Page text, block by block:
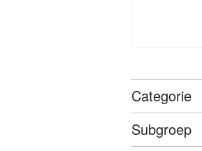
Categorie
Subgroep